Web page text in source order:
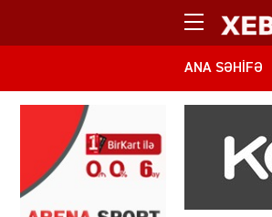
ANA SƏHIFƏ